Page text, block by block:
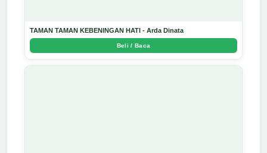
TAMAN TAMAN KEBENINGAN HATI - Arda Dinata
Beli / Baca